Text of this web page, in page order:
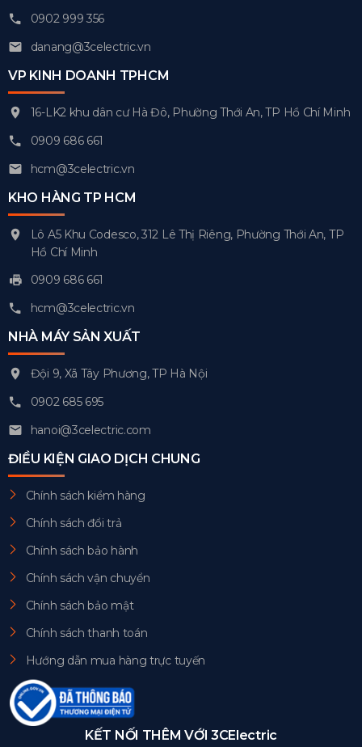
0902 999 356
danang@3celectric.vn
VP KINH DOANH TPHCM
16-LK2 khu dân cư Hà Đô, Phường Thới An, TP Hồ Chí Minh
0909 686 661
hcm@3celectric.vn
KHO HÀNG TP HCM
Lô A5 Khu Codesco, 312 Lê Thị Riêng, Phường Thới An, TP
Hồ Chí Minh
0909 686 661
hcm@3celectric.vn
NHÀ MÁY SẢN XUẤT
Đội 9, Xã Tây Phương, TP Hà Nội
0902 685 695
hanoi@3celectric.com
ĐIỀU KIỆN GIAO DỊCH CHUNG
Chính sách kiểm hàng
Chính sách đổi trả
Chính sách bảo hành
Chính sách vận chuyển
Chính sách bảo mật
Chính sách thanh toán
Hướng dẫn mua hàng trực tuyến
KẾT NỐI THÊM VỚI 3CElectric